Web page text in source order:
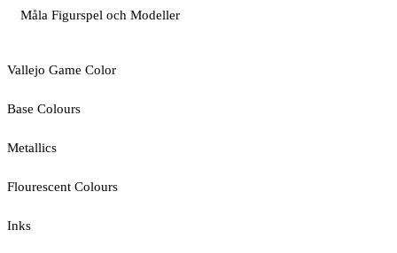
Måla Figurspel och Modeller
Vallejo Game Color
Base Colours
Metallics
Flourescent Colours
Inks